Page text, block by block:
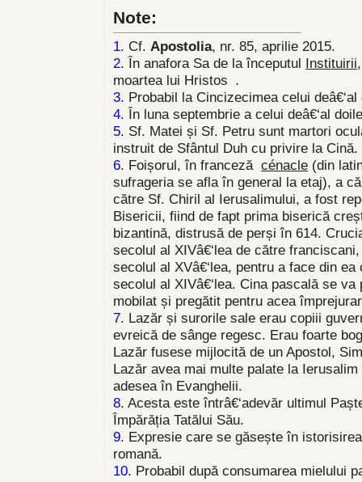
Note:
1. Cf. Apostolia, nr. 85, aprilie 2015.
2. În anafora Sa de la începutul Instituirii
moartea lui Hristos .
3. Probabil la Cincizecimea celui
4. În luna septembrie a celui deâ€‘al
5. Sf. Matei și Sf. Petru sunt martori
instruit de Sfântul Duh cu privire la Cină.
6. Foișorul, în franceză cénacle (din
sufrageria se afla în general la etaj), a
către Sf. Chiril al Ierusalimului, a fost
Bisericii, fiind de fapt prima biserică
bizantină, distrusă de perși în 614.
secolul al XIVâ€‘lea de către
secolul al XVâ€‘lea, pentru a face din
secolul al XIVâ€‘lea. Cina pascală se
mobilat și pregătit pentru acea
7. Lazăr și surorile sale erau copiii
evreică de sânge regesc. Erau foarte
Lazăr fusese mijlocită de un Apostol,
Lazăr avea mai multe palate la
adesea în Evanghelii.
8. Acesta este întrâ€‘adevăr ultimul
Împărăția Tatălui Său.
9. Expresie care se găsește în
romană.
10. Probabil după consumarea mielului